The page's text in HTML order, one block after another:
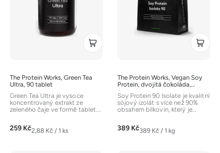
The Protein Works, Green Tea
Ultra, 90 tablet
259 KčMěrná
2,88 Kč / 1 ks
Green Tea Ultra je vysoce
koncentrovaný extrakt ze
zeleného čaje ve formě tablet.
The Protein Works, Vegan Soy
Protein, dvojitá čokoláda,
389 KčMěrná
389 Kč / 1 kg
Soy Protein 90 Isolate je kvalitní
sójový izolát s více než 90%
obsahem bílkovin, který je